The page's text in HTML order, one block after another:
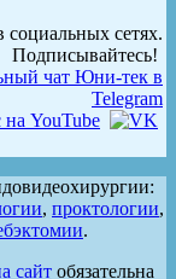
сетях.
Подписывайтесь!
, проктологии,
.
сайтобязательна